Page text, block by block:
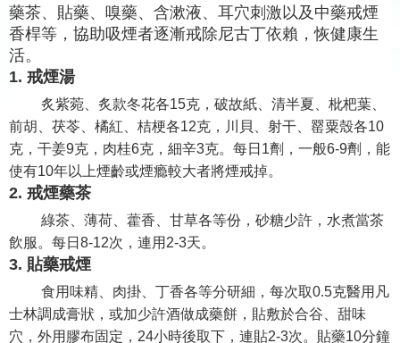
藥茶、貼藥、嗅藥、含漱液、耳穴刺激以及中藥戒煙
香桿等，協助吸煙者逐漸戒除尼古丁依賴，恢健康生
活。
1. 戒煙湯
炙紫菀、炙款冬花各15克，破故紙、清半夏、枇杷葉、
前胡、茯苓、橘紅、桔梗各12克，川貝、射干、罂粟殼各10
克，干姜9克，肉桂6克，細辛3克。每日1劑，一般6-9劑，能
使有10年以上煙齡或煙瘾較大者將煙戒掉。
2. 戒煙藥茶
綠茶、薄荷、藿香、甘草各等份，砂糖少許，水煮當茶
飲服。每日8-12次，連用2-3天。
3. 貼藥戒煙
食用味精、肉掛、丁香各等分研細，每次取0.5克醫用凡
士林調成膏狀，或加少許酒做成藥餅，貼敷於合谷、甜味
穴，外用膠布固定，24小時後取下，連貼2-3次。貼藥10分鐘